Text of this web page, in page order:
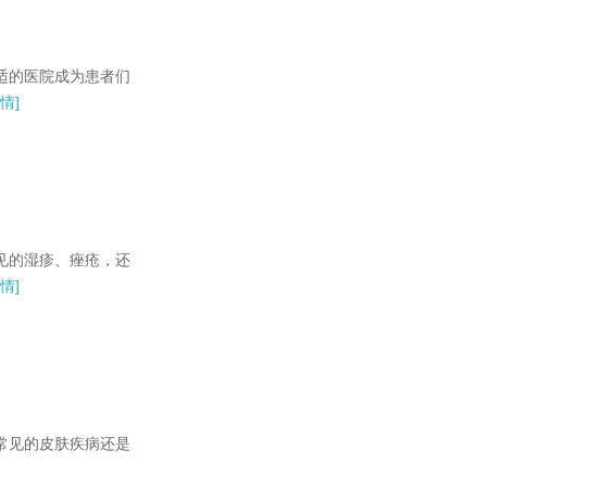
医院成为患者们
]
的湿疹、痤疮，还
]
的皮肤疾病还是